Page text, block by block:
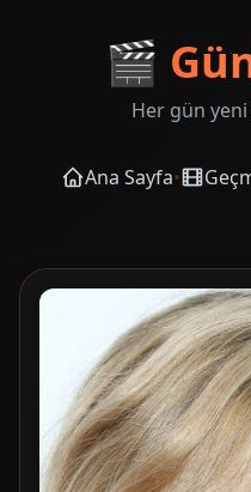
🎬
Her gün
Ana Sayfa•